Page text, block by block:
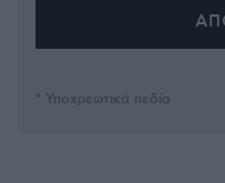
* Υποχρεωτικά πεδία